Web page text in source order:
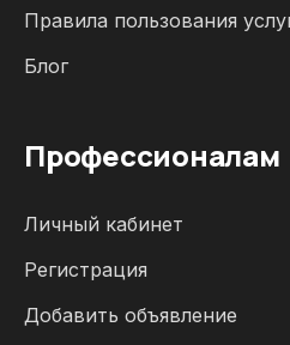
Правила пользования
Блог
Профессионалам
Личный кабинет
Регистрация
Добавить объявление